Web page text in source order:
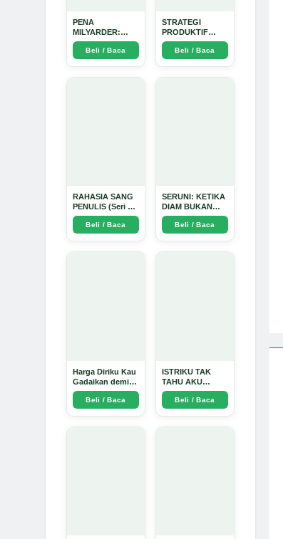
PENA
MILYARDER:
Kisah, Rahasia
Sukses, dan
Panduan Menjadi
Beli / Baca
STRATEGI
PRODUKTIF
MENULIS
UPDATE - Arda
Dinata
Beli / Baca
RAHASIA SANG
PENULIS (Seri 1)
- Arda Dinata
Beli / Baca
SERUNI: KETIKA
DIAM BUKAN
LAGI PILIHAN -
Arda Dinata
Beli / Baca
Harga Diriku Kau
Gadaikan demi
Perempuan Itu -
Arda Dinata
Beli / Baca
ISTRIKU TAK
TAHU AKU
PENGUSAHA
EMAS - Arda
Dinata
Beli / Baca